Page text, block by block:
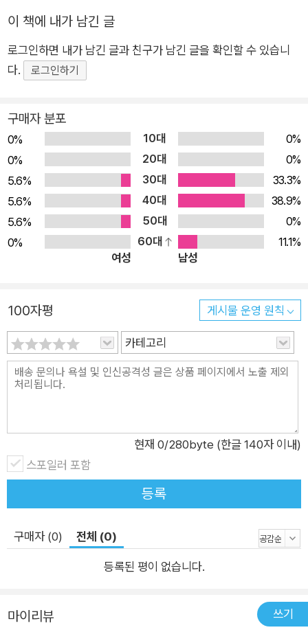
기하는 요소들과 이를 해결하기 위한 아키텍트의 역할을 살펴본다.
또한 이들을 기다리는 문제들, 이를 해결하기 위한 접근 방식도 다루
고 있다.
아키텍트를 타깃으로 하는 책을 살펴보면 설계와 배포를 위한 기술과
관점으로 다루고 있는 책은 찾아보기 어렵다. 이 책은 비기술 분야를
포함한 필자의 경험을 토대로 추상적이며 복잡한 과제를 영화, 수식,
때로는 역사적 사실 등 다양한 비유로 녹여낸다. 이를 통해서 보다 쉽
게 아키텍트, 엔지니어 팀의 멤버, 디지털 전환 유닛의 책임자로서 상
황을 떠올리며 공감할 수 있도록 유도한다.
스타트업이나 테크 기업에서 흔히 볼 수 있는 제품을 축으로 하는 조
직 구성의 경우, 각각의 제품이 얼마나 빠르게 시장에 출시되고 반응
을 얻어 매출에 연결되는지가 중요하다. 그래서 담당자는 의사결정을
라 조직을 분할하고, IT 부문의 개발 또는 운영 조직에 대해서는 기업
전체를 지원하는 조직 구성을 흔히 접할 수 있다. 소프트웨어, 인프라
구성과 방향성을 고민하는 경우 혈관을 타고 피가 흘러가듯 연계, 데
이터 관리나 통합, 때로는 비용 청구 방식에 이르기까지 기업 관점에
서 살펴볼 필요가 있으며 경영진과 엔지니어 조직의 거리감이 커지는
이 책의 내용은 위에 언급한 두 경우 모두 참고할 수 있으나 후자의 관
점이 비교적 자주 등장하므로 이 부분을 참고하면 보다 쉽게 상황을
상상할 수 있다.
아키텍트로의 경력 전환이나 지향점을 고민하고 있는 독자는 물론,
디지털 전환 과정에 관여하고자 하는 독자에게 이 책이 앞으로의 우
트의 여정에 해당하는 각각의 장으로 구성돼 있다. 1부, '아키텍
트'는 기업 콘텍스트에서 아키텍트의 자질 이해를 다룬다. 2부,
'아키텍처'는 변화의 원동력으로서의 아키텍처의 가치 제안을 재
정의한다. 3부, '커뮤니케이션'은 다양한 이해 관계자에게 기술
구조적 사고로 조직 구조와 시스템의 이해를 설명한다. 5부, '전
환'은 조직의 지속적인 변화에 영향을 주는 방법을 다룬다. 6부,
'에필로그: IT 전환 아키텍처'는 변경 담당자로서 변화의 삶을 사
는 방법을 설명한다.
이 책에 내가 남긴 글
로그인하면 내가 남긴 글과 친구가 남긴 글을 확인할 수 있습니
다.
로그인하기
구매자 분포
0% 10대
0%
0%
20대
0%
5.6%
30대
33.3%
5.6%
40대
38.9%
5.6%
50대
0%
0%
60대
11.1%
여성
남성
100자평 게시물 운영 원칙
카테고리
현재 0/280byte (한글 140자 이내)
스포일러 포함
등록
구매자 (0) 전체 (0)
등록된 평이 없습니다.
마이리뷰 쓰기